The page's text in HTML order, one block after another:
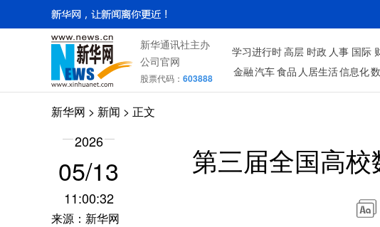
新华通讯社主办
公司官网
股票代码： 603888
学习进行时高层 时政 人事 国际
金融汽车食品 人居生活信息化
新华网 > 新闻 > 正文
2026
05/13
11:00:32
来源：新华网
第三届全国高